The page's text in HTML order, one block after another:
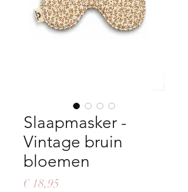
Slaapmasker -
Vintage bruin
bloemen
€ 18,95